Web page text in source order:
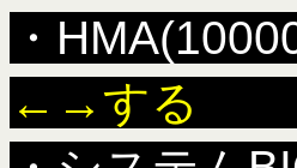
・
←→